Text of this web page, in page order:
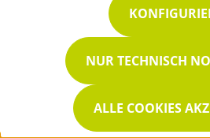
NUR TECHNISCH
ALLE COOKIES